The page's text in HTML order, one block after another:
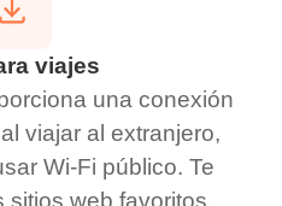
viajes
una conexión
viajar al extranjero,
Wi-Fi público. Te
sitios web favoritos,